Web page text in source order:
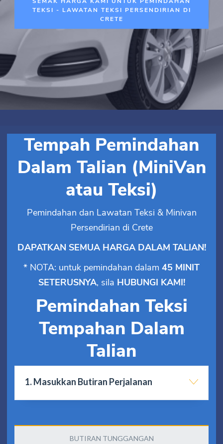
TEKSI - LAWATAN TEKSI PERSENDIRIAN DI
CRETE
Tempah Pemindahan
Dalam Talian (MiniVan
atau Teksi)
Pemindahan dan Lawatan Teksi & Minivan
Persendirian di Crete
DAPATKAN SEMUA HARGA DALAM TALIAN!
* NOTA: untuk pemindahan dalam 45 MINIT
SETERUSNYA, sila HUBUNGI KAMI!
Pemindahan Teksi
Tempahan Dalam
Talian
1. Masukkan Butiran Perjalanan
BUTIRAN TUNGGANGAN